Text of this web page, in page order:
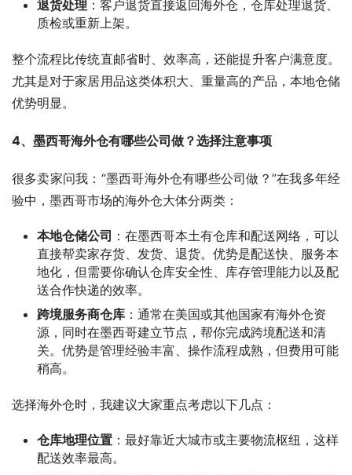
退货处理 ：客户退货直接返回海外仓，仓库处理退货、
质检或重新上架。
整个流程比传统直邮省时、效率高，还能提升客户满意度。
尤其是对于家居用品这类体积大、重量高的产品，本地仓储
优势明显。
4、墨西哥海外仓有哪些公司做？选择注意事项
很多卖家问我：“墨西哥海外仓有哪些公司做？”在我多年经
验中，墨西哥市场的海外仓大体分两类：
本地仓储公司 ：在墨西哥本土有仓库和配送网络，可以
直接帮卖家存货、发货、退货。优势是配送快、服务本
地化，但需要你确认仓库安全性、库存管理能力以及配
送合作快递的效率。
跨境服务商仓库 ：通常在美国或其他国家有海外仓资
源，同时在墨西哥建立节点，帮你完成跨境配送和清
关。优势是管理经验丰富、操作流程成熟，但费用可能
稍高。
选择海外仓时，我建议大家重点考虑以下几点：
仓库地理位置 ：最好靠近大城市或主要物流枢纽，这样
配送效率最高。